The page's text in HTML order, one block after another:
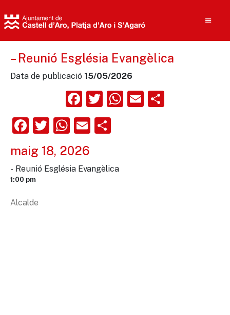
– Reunió Església Evangèlica
Data de publicació 15/05/2026
Facebook
Twitter
WhatsApp
Email
Facebook
Twitter
WhatsApp
Email
maig 18, 2026
- Reunió Església Evangèlica
1:00 pm
Alcalde